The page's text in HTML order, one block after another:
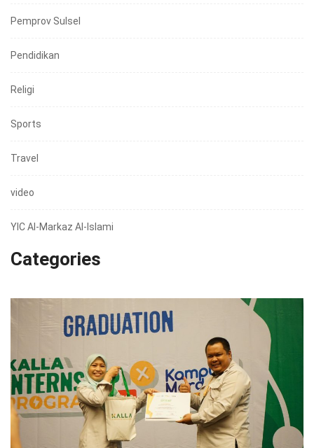
Pemprov Sulsel
Pendidikan
Religi
Sports
Travel
video
YIC Al-Markaz Al-Islami
Categories